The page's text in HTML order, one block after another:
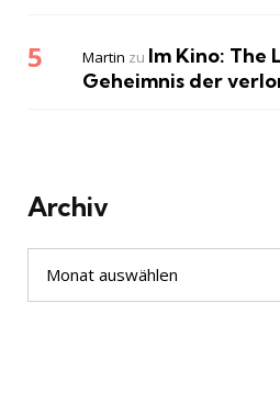
Martin zu Im Kino: The
Geheimnis der
Archiv
Archiv